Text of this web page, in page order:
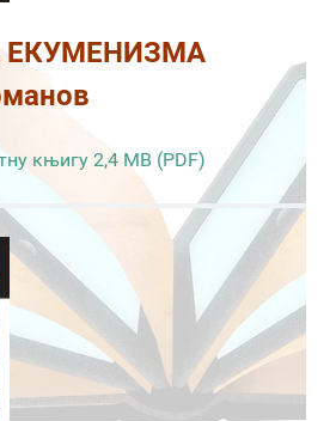
ЕКУМЕНИЗМА
књигу 2,4 MB (PDF)